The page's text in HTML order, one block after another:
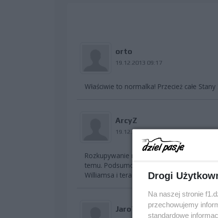
orto
19.12.2013 09:17
Właściwie to normalka! Przecież całe
ArcyZ
19.12.2013 11:31
Rozkupywanie mistrzowskiego zespołu
temu. Podsumowując do McLarena idzie
Williamsa i teraz 2 do Merca.
Jaro75
Drogi
Na naszej stronie
przechowujemy
standardowe